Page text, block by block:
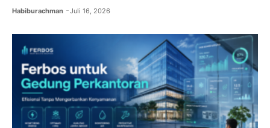
Habiburachman Juli 16, 2026